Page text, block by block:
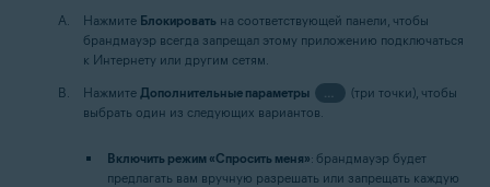
Нажмите Блокировать на соответствующей панели, чтобы
брандмауэр всегда запрещал этому приложению подключаться
к Интернету или другим сетям.
Нажмите Дополнительные параметры
(три точки), чтобы
выбрать один из следующих вариантов.
Включить режим «Спросить меня»: брандмауэр будет
предлагать вам вручную разрешать или запрещать каждую